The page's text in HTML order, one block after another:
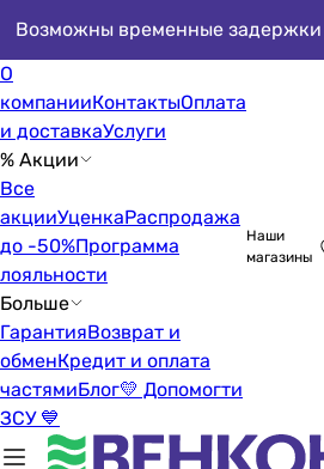
Возможны временные задержки
О
компанииКонтактыОплата
и доставкаУслуги
% Акции
Все
акцииУценкаРаспродажа
до -50%Программа
лояльности
Больше
ГарантияВозврат и
обменКредит и оплата
частямиБлог💛 Допомогти
ЗСУ 💙
Наши
магазины